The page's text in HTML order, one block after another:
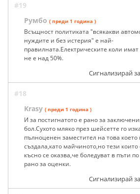
#19
Румбо ( преди 1 година )
Всъщност политиката "всякакви
нуждите и без истерия" е най-
правилната.Електрическите коли
не е над 50%.
Сигнализирай
#18
Krasy ( преди 1 година )
И за постигнатото е рано за
бол.Сухото мляко през шейсетте го
пълноценен заместител на това което
създала,като майчиното,но тези
късно се оказва,че боледуват в пъти
рано за оценки.
Сигнализирай